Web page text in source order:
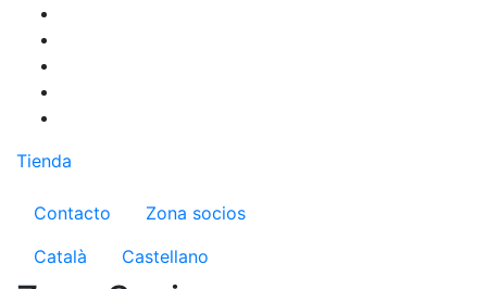
Pasar
contenido
principal
Tienda
Menú del compte d'usuari
Contacto
Zona socios
Català
Castellano